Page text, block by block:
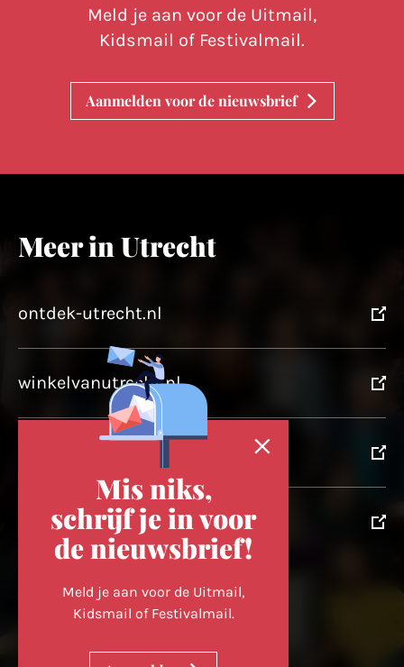
Meld je aan voor de Uitmail,
Kidsmail of Festivalmail.
Aanmelden voor de nieuwsbrief
Meer in Utrecht
ontdek-utrecht.nl
winkelvanutrecht.nl
utrechtpartners.nl
Volg ons op
Mis niks,
schrijf je in voor
de nieuwsbrief!
Meld je aan voor de Uitmail,
Kidsmail of Festivalmail.